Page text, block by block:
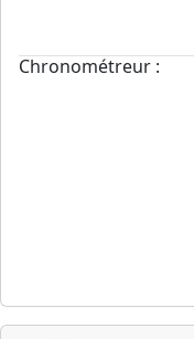
Chronométreur :